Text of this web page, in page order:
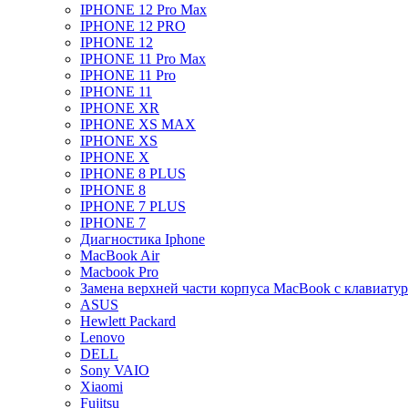
IPHONE 12 Pro Max
IPHONE 12 PRO
IPHONE 12
IPHONE 11 Pro Max
IPHONE 11 Pro
IPHONE 11
IPHONE XR
IPHONE XS MAX
IPHONE XS
IPHONE X
IPHONE 8 PLUS
IPHONE 8
IPHONE 7 PLUS
IPHONE 7
Диагностика Iphone
MacBook Air
Macbook Pro
Замена верхней части корпуса MacBook с
ASUS
Hewlett Packard
Lenovo
DELL
Sony VAIO
Xiaomi
Fujitsu